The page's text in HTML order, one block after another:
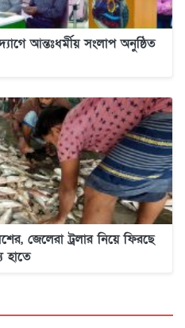
আন্তঃধর্মীয় সংলাপ অনুষ্ঠিত
জেলেরা ট্রলার নিয়ে ফিরছে
হাতে